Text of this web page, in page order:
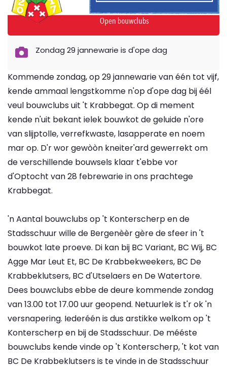
Zondag 29 jannewarie is d'ope dag
Kommende zondag, op 29 jannewarie van één tot vijf,
kende ammaal lengstkomme n'op d'ope dag bij éél
veul bouwclubs uit 't Krabbegat. Op di mement
kende n'uit bekant ielek bouwkot de geluide n'ore
van slijptolle, verrefkwaste, lasapperate en noem
mar op. D'r wor gewòòn kneiter'ard gewerrekt om
de verschillende bouwsels klaar t'ebbe vor
d'Optocht van 28 febrewarie in ons prachtege
Krabbegat.
'n Aantal bouwclubs op 't Konterscherp en de
Stadsschuur wille de Bergenèèr gère de sfeer in 't
bouwkot late proeve. Di kan bij BC Variant, BC Wij, BC
Agge Mar Leut Et, BC De Krabbekweekers, BC De
Krabbeklutsers, BC d'Utselaers en De Watertore.
Dees bouwclubs ebbe de deure kommende zondag
van 13.00 tot 17.00 uur geopend. Netuurlek is t'r ok 'n
versnapering. Iederéén is dus arstikke welkom op 't
Konterscherp en bij de Stadsschuur. De mééste
bouwclubs kende vinde op 't Konterscherp, 't kot van
BC De Krabbeklutsers is te vinde in de Stadsschuur